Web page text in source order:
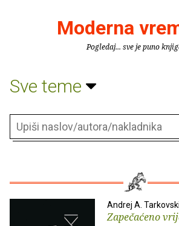
Moderna
Pogledaj... sve je puno
Sve teme
Andrej A. Tarkovski
Zapečaćeno